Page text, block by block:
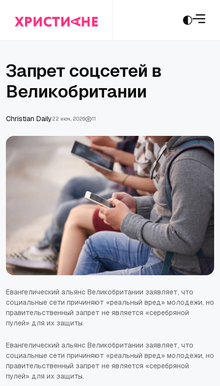
Запрет соцсетей в
Великобритании
Christian Daily22 июн., 2026 11
Евангелический альянс Великобритании заявляет, что
социальные сети причиняют «реальный вред» молодежи, но
правительственный запрет не является «серебряной
пулей» для их защиты.
Евангелический альянс Великобритании заявляет, что
социальные сети причиняют «реальный вред» молодежи, но
правительственный запрет не является «серебряной
пулей» для их защиты.